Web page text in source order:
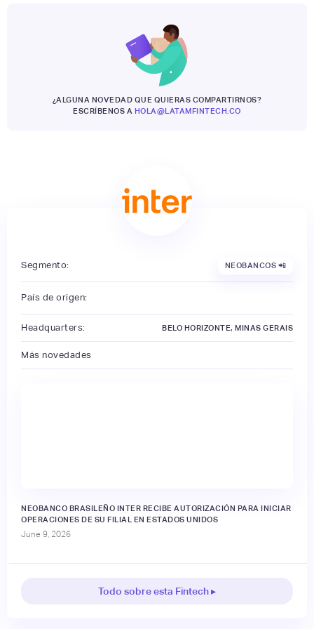
¿ALGUNA NOVEDAD QUE QUIERAS COMPARTIRNOS?
ESCRÍBENOS A HOLA@LATAMFINTECH.CO
Segmento: NEOBANCOS 📲
País de origen:
Headquarters: BELO HORIZONTE, MINAS GERAIS
Más novedades
NEOBANCO BRASILEÑO INTER RECIBE AUTORIZACIÓN PARA INICIAR
OPERACIONES DE SU FILIAL EN ESTADOS UNIDOS
June 9, 2026
Todo sobre esta Fintech ▸